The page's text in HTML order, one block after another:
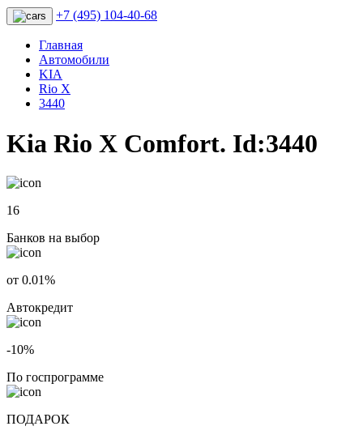
+7 (495) 104-40-68
Главная
Автомобили
KIA
Rio X
3440
Kia Rio X Comfort. Id:3440
16
Банков на выбор
от 0.01%
Автокредит
-10%
По госпрограмме
ПОДАРОК